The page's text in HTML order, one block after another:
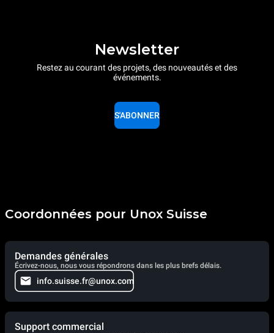
Newsletter
Restez au courant des projets, des nouveautés et des
événements.
S'ABONNER
Coordonnées pour Unox Suisse
Demandes générales
Écrivez-nous, nous vous répondrons dans les plus brefs délais.
info.suisse.fr@unox.com
Support commercial